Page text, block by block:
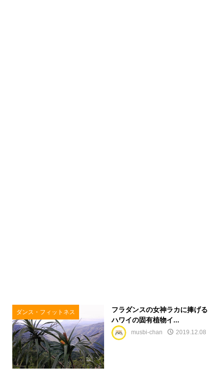
ダンス・フィットネス
フラダンスの女神ラカに捧げる
ハワイの固有植物イ...
musbi-chan 2019.12.08